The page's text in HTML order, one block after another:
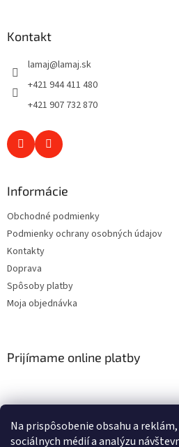
Na prispôsobenie obsahu a
sociálnych médií a analýzu
Kontakt
lamaj@lamaj.sk
+421 944 411 480
+421 907 732 870
Informácie
Obchodné podmienky
Podmienky ochrany osobných údajov
Kontakty
Doprava
Spôsoby platby
Moja objednávka
Prijímame online platby